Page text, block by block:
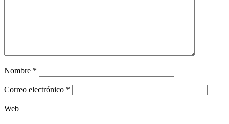
Nombre *
Correo electrónico *
Web